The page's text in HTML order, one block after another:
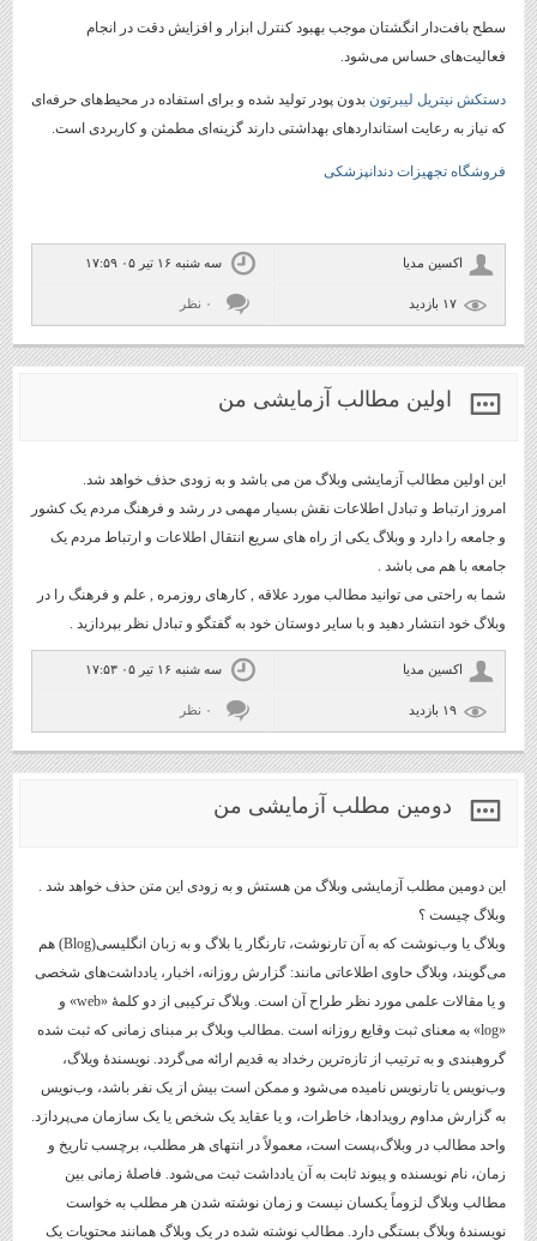
سطح بافت‌دار انگشتان موجب بهبود کنترل ابزار و افزایش دقت در انجام
فعالیت‌های حساس می‌شود.
دستکش نیتریل لیبرتون بدون پودر تولید شده و برای استفاده در محیط‌های حرفه‌ای
که نیاز به رعایت استانداردهای بهداشتی دارند گزینه‌ای مطمئن و کاربردی است.
فروشگاه تجهیزات دندانپزشکی
اکسین مدیا سه شنبه ۱۶ تیر ۰۵ ۱۷:۵۹
۰ نظر
اولین مطالب آزمایشی من
این اولین مطالب آزمایشی وبلاگ من می باشد و به زودی حذف خواهد شد.
امروز ارتباط و تبادل اطلاعات نقش بسیار مهمی در رشد و فرهنگ مردم یک کشور
و جامعه را دارد و وبلاگ یکی از راه های سریع انتقال اطلاعات و ارتباط مردم یک
جامعه با هم می باشد .
شما به راحتی می توانید مطالب مورد علاقه , کارهای روزمره , علم و فرهنگ را در
وبلاگ خود انتشار دهید و با سایر دوستان خود به گفتگو و تبادل نظر بپردازید .
اكسين مديا سه شنبه ۱۶ تیر ۰۵ ۱۷:۵۳
۰ نظر
دومین مطلب آزمایشی من
این دومین مطلب آزمایشی وبلاگ من هستش و به زودی این متن حذف خواهد شد .
وبلاگ چیست ؟
وبلاگ یا وب‌نوشت که به آن تارنوشت، تارنگار یا بلاگ و به زبان انگلیسی(Blog) هم
می‌گویند، وبلاگ حاوی اطلاعاتی مانند: گزارش روزانه، اخبار، یادداشت‌های شخصی
و یا مقالات علمی مورد نظر طراح آن است. وبلاگ ترکیبی از دو کلمۀ «web» و
«log» به معنای ثبت وقایع روزانه است .مطالب وبلاگ بر مبنای زمانی که ثبت شده
گروهبندی و به ترتیب از تازه‌ترین رخداد به قدیم ارائه می‌گردد. نویسندهٔ ویلاگ،
وب‌نویس یا تارنویس نامیده می‌شود و ممکن است بیش از یک نفر باشد، وب‌نویس
به گزارش مداوم رویدادها، خاطرات، و یا عقاید یک شخص یا یک سازمان می‌پردازد.
واحد مطالب در وبلاگ،پست است، معمولاً در انتهای هر مطلب، برچسب تاریخ و
زمان، نام نویسنده و پیوند ثابت به آن یادداشت ثبت می‌شود. فاصلهٔ زمانی بین
مطالب وبلاگ لزوماً یکسان نیست و زمان نوشته ‌شدن هر مطلب به خواست
نویسندهٔ وبلاگ بستگی دارد. مطالب نوشته شده در یک وبلاگ همانند محتویات یک